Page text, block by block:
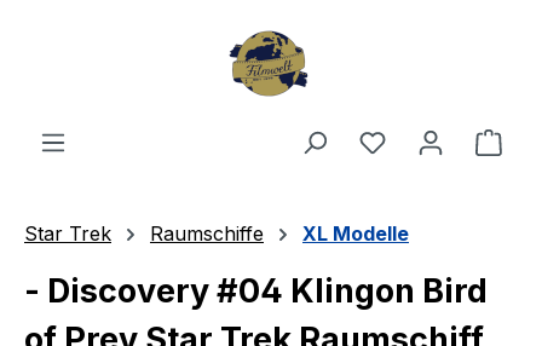
Du hast 0
Star Trek Raumschiffe XL Modelle
- Discovery #04 Klingon Bird